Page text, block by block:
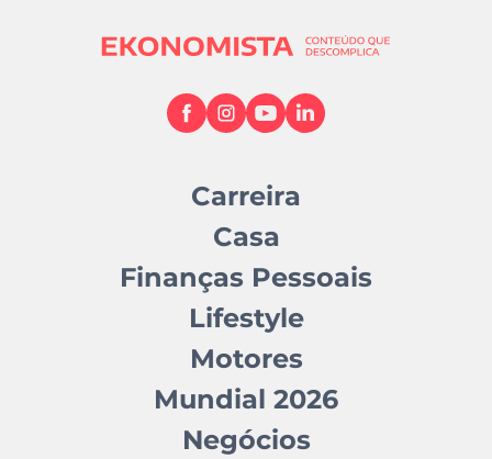
Carreira
Casa
Finanças Pessoais
Lifestyle
Motores
Mundial 2026
Negócios